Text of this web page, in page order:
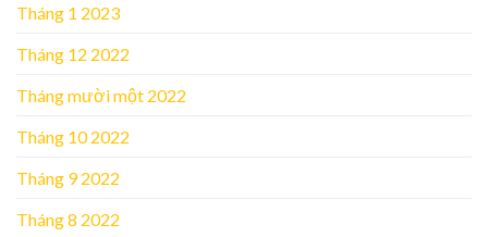
Tháng 1 2023
Tháng 12 2022
Tháng mười một 2022
Tháng 10 2022
Tháng 9 2022
Tháng 8 2022